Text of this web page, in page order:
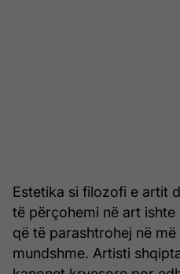
Estetika si filozofi e artit
të përçohemi në art
që të parashtrohej në
mundshme. Artisti